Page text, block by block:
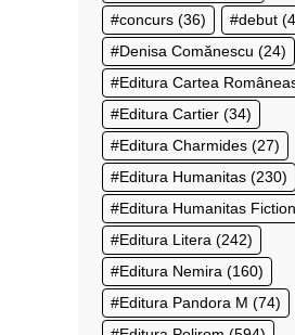
concurs (36) debut
Denisa Comănescu (24)
Editura Cartea
Editura Cartier (34)
Editura Charmides (27)
Editura Humanitas (230)
Editura Humanitas Fiction
Editura Litera (242)
Editura Nemira (160)
Editura Pandora M (74)